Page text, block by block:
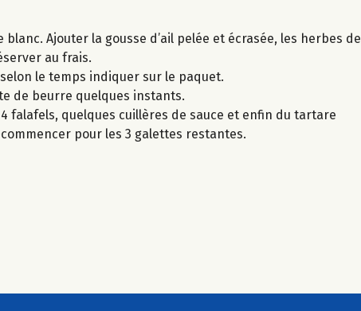
Ajouter la gousse d’ail pelée et écrasée, les herbes de
au frais.
le temps indiquer sur le paquet.
de beurre quelques instants.
falafels, quelques cuillères de sauce et enfin du tartare
pour les 3 galettes restantes.